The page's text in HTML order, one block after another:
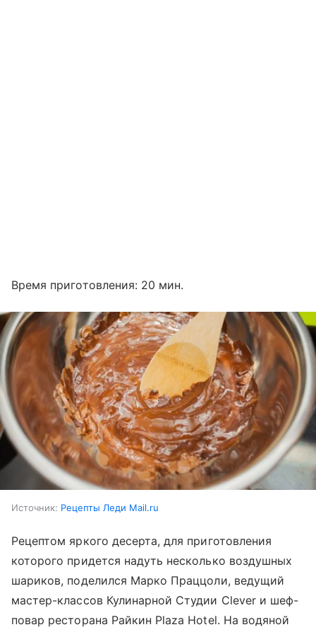
Время приготовления: 20 мин.
Источник: Рецепты Леди Mail.ru
Рецептом яркого десерта, для приготовления
которого придется надуть несколько воздушных
шариков, поделился Марко Праццоли, ведущий
мастер-классов Кулинарной Студии Clever и шеф-
повар ресторана Райкин Plaza Hotel. На водяной